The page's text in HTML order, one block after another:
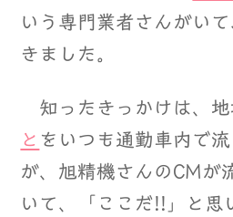
いう専門業者さんがい
きました。
知ったきっかけは、地
と をいつも通勤車内で
が、旭精機さんのCMが
いて、「ここだ!!」と思